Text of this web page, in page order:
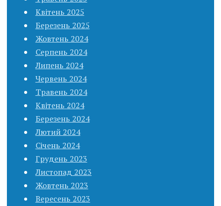
Квітень 2025
Березень 2025
Жовтень 2024
Серпень 2024
Липень 2024
Червень 2024
Травень 2024
Квітень 2024
Березень 2024
Лютий 2024
Січень 2024
Грудень 2023
Листопад 2023
Жовтень 2023
Вересень 2023